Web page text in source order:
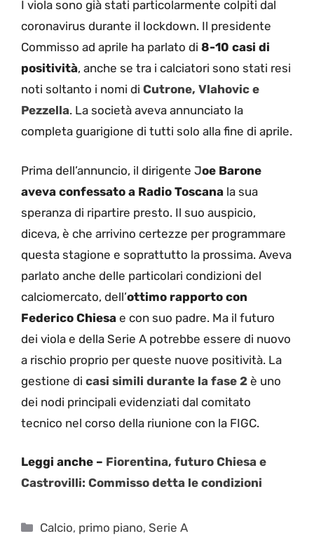
I viola sono già stati particolarmente colpiti dal
coronavirus durante il lockdown. Il presidente
Commisso ad aprile ha parlato di 8-10 casi di
positività, anche se tra i calciatori sono stati resi
noti soltanto i nomi di Cutrone, Vlahovic e
Pezzella. La società aveva annunciato la
completa guarigione di tutti solo alla fine di aprile.
Prima dell’annuncio, il dirigente Joe Barone
aveva confessato a Radio Toscana la sua
speranza di ripartire presto. Il suo auspicio,
diceva, è che arrivino certezze per programmare
questa stagione e soprattutto la prossima. Aveva
parlato anche delle particolari condizioni del
calciomercato, dell’ottimo rapporto con
Federico Chiesa e con suo padre. Ma il futuro
dei viola e della Serie A potrebbe essere di nuovo
a rischio proprio per queste nuove positività. La
gestione di casi simili durante la fase 2 è uno
dei nodi principali evidenziati dal comitato
tecnico nel corso della riunione con la FIGC.
Leggi anche – Fiorentina, futuro Chiesa e
Castrovilli: Commisso detta le condizioni
Categorie
Calcio, primo piano,Serie A